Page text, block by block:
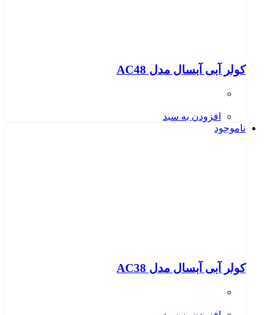
کولر آبی آبسال مدل AC48
افزودن به سبد
ناموجود
کولر آبی آبسال مدل AC38